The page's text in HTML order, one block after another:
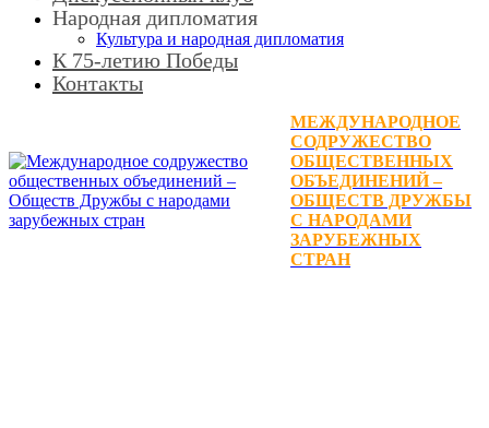
Народная дипломатия
Культура и народная дипломатия
К 75-летию Победы
Контакты
МЕЖДУНАРОДНОЕ
СОДРУЖЕСТВО
ОБЩЕСТВЕННЫХ
ОБЪЕДИНЕНИЙ –
ОБЩЕСТВ ДРУЖБЫ
С НАРОДАМИ
ЗАРУБЕЖНЫХ
СТРАН